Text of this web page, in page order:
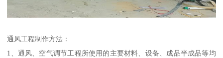
通风工程制作方法：
1、通风、空气调节工程所使用的主要材料、设备、成品半成品等均